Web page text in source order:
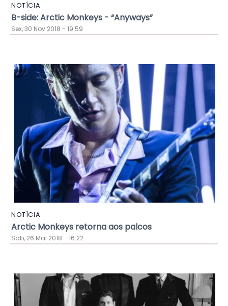
NOTÍCIA
B-side: Arctic Monkeys - “Anyways”
Sex, 30 Nov 2018 - 19:59
NOTÍCIA
Arctic Monkeys retorna aos palcos
Sáb, 26 Mai 2018 - 16:22